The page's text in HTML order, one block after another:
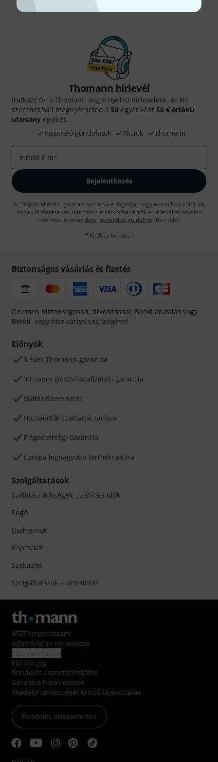
Thomann hírlevél
Iratkozz fel a Thomann angol nyelvű hírlevelére, és kis
szerencsével megnyerheted a 50 egyenként 50 € értékű
utalvány egyikét.
Inspiráló gondolatok
Akciók Thomann
e-mail cím*
Bejelentkezés
A "Bejelentkezés" gombra kattintva elfogadja, hogy e-mailben küldjünk
önnek hirdetéseket. Bármikor leiratkozhat erről. A hírlevélről további
információkat az data protection guideline -ben talál.
* Kitöltés kötelező
Biztonságos vásárlás és fizetés
Fizessen biztonságosan, titkosítással: Banki átutalás vagy
Betéti- vagy hitelkártya segítségével
Előnyök
3 éves Thomann-garancia
30 napos pénzvisszafizetési garancia
Javítás/Szervizelés
Hozzáértők szaktanácsadása
Elégedettségi Garancia
Európa legnagyobb termékraktára
Szolgáltatások
Szállítási költségek, szállítási idők
Súgó
Utalványok
Kapcsolat
Szaküzlet
Szolgáltatások -- áttekintés
ÁSZF/Impresszum
Adatvédelmi nyilatkozat
Elállási jog
Rendelés / szerződéskötés
Garancia hibák esetén
Akadálymentességet érintő tájékoztatás
Rendelés visszavonása